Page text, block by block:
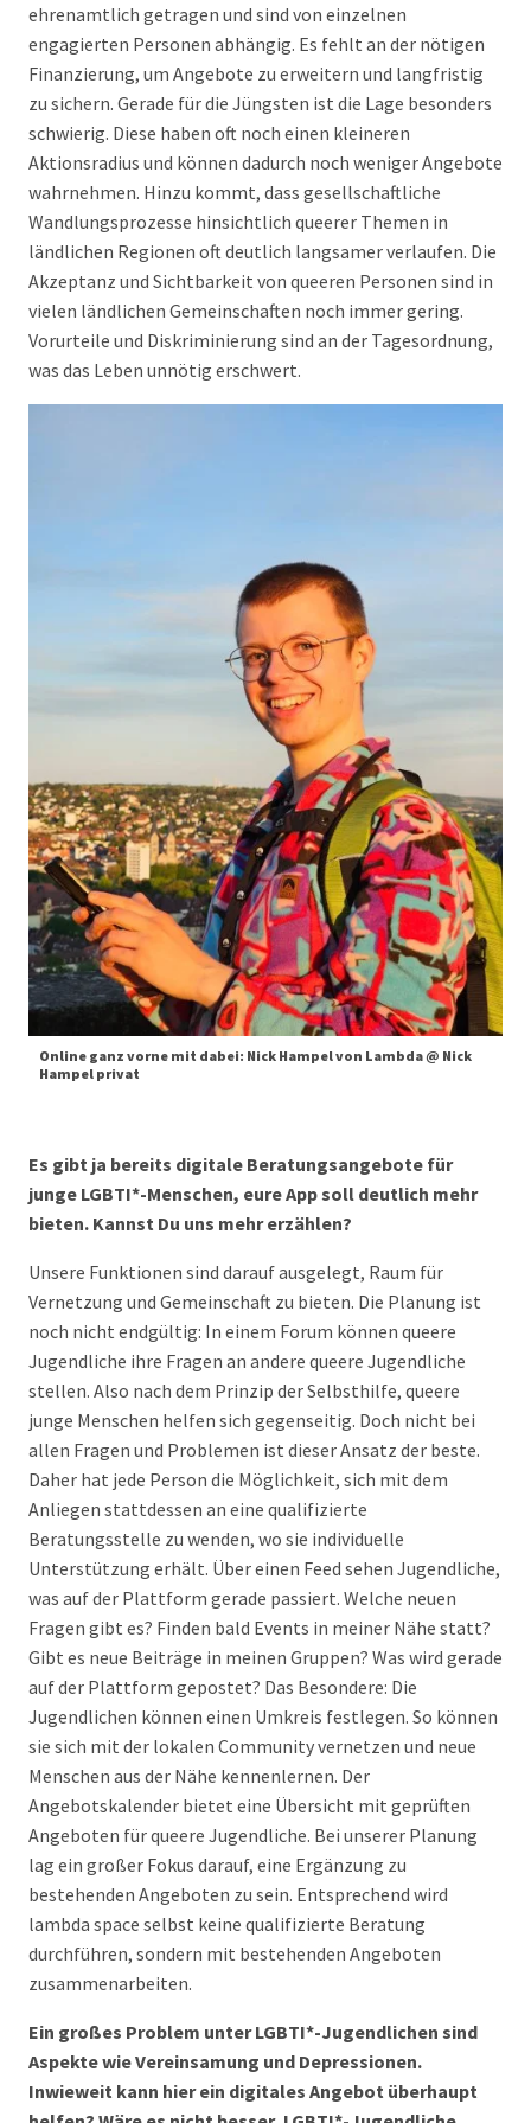
ehrenamtlich getragen und sind von einzelnen
engagierten Personen abhängig. Es fehlt an der nötigen
Finanzierung, um Angebote zu erweitern und langfristig
zu sichern. Gerade für die Jüngsten ist die Lage besonders
schwierig. Diese haben oft noch einen kleineren
Aktionsradius und können dadurch noch weniger Angebote
wahrnehmen. Hinzu kommt, dass gesellschaftliche
Wandlungsprozesse hinsichtlich queerer Themen in
ländlichen Regionen oft deutlich langsamer verlaufen. Die
Akzeptanz und Sichtbarkeit von queeren Personen sind in
vielen ländlichen Gemeinschaften noch immer gering.
Vorurteile und Diskriminierung sind an der Tagesordnung,
was das Leben unnötig erschwert.
Online ganz vorne mit dabei: Nick Hampel von Lambda @ Nick
Hampel privat
Es gibt ja bereits digitale Beratungsangebote für
junge LGBTI*-Menschen, eure App soll deutlich mehr
bieten. Kannst Du uns mehr erzählen?
Unsere Funktionen sind darauf ausgelegt, Raum für
Vernetzung und Gemeinschaft zu bieten. Die Planung ist
noch nicht endgültig: In einem Forum können queere
Jugendliche ihre Fragen an andere queere Jugendliche
stellen. Also nach dem Prinzip der Selbsthilfe, queere
junge Menschen helfen sich gegenseitig. Doch nicht bei
allen Fragen und Problemen ist dieser Ansatz der beste.
Daher hat jede Person die Möglichkeit, sich mit dem
Anliegen stattdessen an eine qualifizierte
Beratungsstelle zu wenden, wo sie individuelle
Unterstützung erhält. Über einen Feed sehen Jugendliche,
was auf der Plattform gerade passiert. Welche neuen
Fragen gibt es? Finden bald Events in meiner Nähe statt?
Gibt es neue Beiträge in meinen Gruppen? Was wird gerade
auf der Plattform gepostet? Das Besondere: Die
Jugendlichen können einen Umkreis festlegen. So können
sie sich mit der lokalen Community vernetzen und neue
Menschen aus der Nähe kennenlernen. Der
Angebotskalender bietet eine Übersicht mit geprüften
Angeboten für queere Jugendliche. Bei unserer Planung
lag ein großer Fokus darauf, eine Ergänzung zu
bestehenden Angeboten zu sein. Entsprechend wird
lambda space selbst keine qualifizierte Beratung
durchführen, sondern mit bestehenden Angeboten
zusammenarbeiten.
Ein großes Problem unter LGBTI*-Jugendlichen sind
Aspekte wie Vereinsamung und Depressionen.
Inwieweit kann hier ein digitales Angebot überhaupt